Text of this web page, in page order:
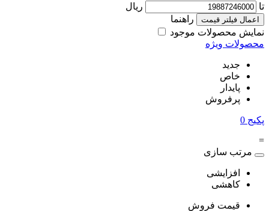
تا ریال
اعمال فیلتر قیمت
راهنما
نمایش محصولات موجود
محصولات ویژه
جدید
خاص
پایدار
پرفروش
پکیج 0
=
مرتب سازی
افزایشی
کاهشی
قیمت فروش